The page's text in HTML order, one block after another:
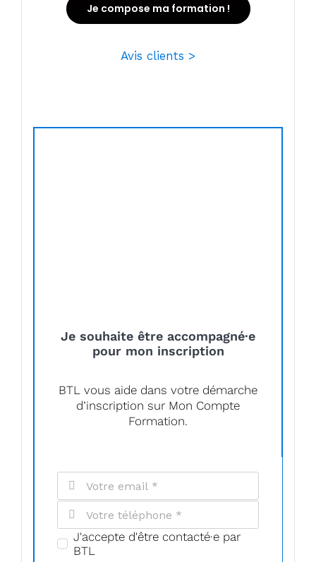
Je compose ma formation !
Avis clients >
Je souhaite être accompagné·e
pour mon inscription
BTL vous aide dans votre démarche
d’inscription sur Mon Compte
Formation.
J'accepte d'être contacté·e par
BTL